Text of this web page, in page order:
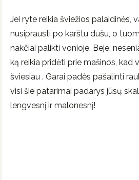
Jei ryte reikia šviežios palaidinės,
nusiprausti po karštu dušu, o
nakčiai palikti vonioje. Beje,
ką reikia pridėti prie mašinos, kad
šviesiau . Garai padės pašalinti
visi šie patarimai padarys jūsų
lengvesnį ir malonesnį!